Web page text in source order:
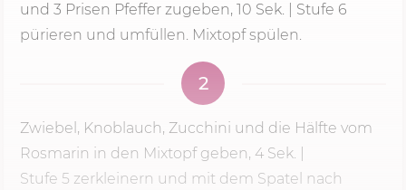
und 3 Prisen Pfeffer zugeben, 10 Sek. | Stufe 6
pürieren und umfüllen. Mixtopf spülen.
2
Zwiebel, Knoblauch, Zucchini und die Hälfte vom
Rosmarin in den Mixtopf geben, 4 Sek.
Stufe 5 zerkleinern und mit dem Spatel nach